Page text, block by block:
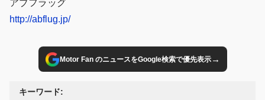
アブフラッグ
http://abflug.jp/
Motor Fan のニュースをGoogle検索で優先表示→
キーワード: